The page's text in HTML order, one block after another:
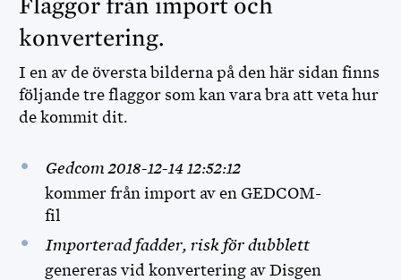
Flaggor från import och
konvertering.
I en av de översta bilderna på den här sidan finns
följande tre flaggor som kan vara bra att veta hur
de kommit dit.
Gedcom 2018-12-14 12:52:12
kommer från import av en GEDCOM-
fil
Importerad fadder, risk för dubblett
genereras vid konvertering av Disgen